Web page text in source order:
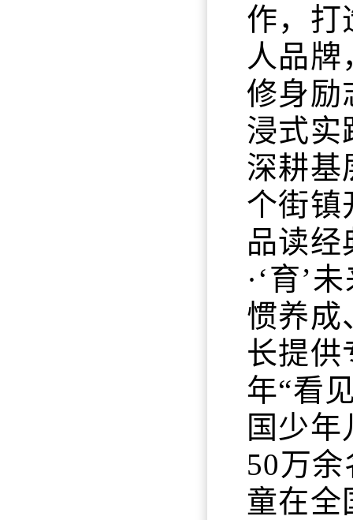
作，打
人品
修身励
浸式实
深耕基
个街镇
品读经
·‘育’
惯养成
长提供
年“看
国少
50万
童在全